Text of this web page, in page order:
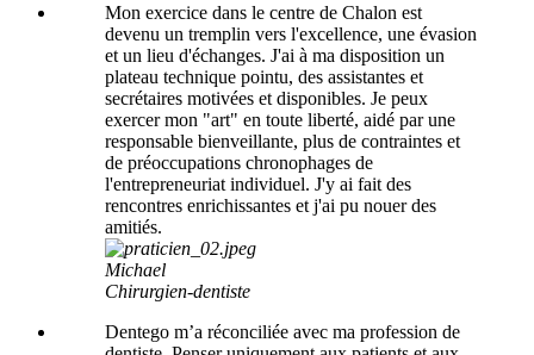
Mon exercice dans le centre de Chalon est
devenu un tremplin vers l'excellence, une évasion
et un lieu d'échanges. J'ai à ma disposition un
plateau technique pointu, des assistantes et
secrétaires motivées et disponibles. Je peux
exercer mon "art" en toute liberté, aidé par une
responsable bienveillante, plus de contraintes et
de préoccupations chronophages de
l'entrepreneuriat individuel. J'y ai fait des
rencontres enrichissantes et j'ai pu nouer des
amitiés.
Michael
Chirurgien-dentiste
Dentego m’a réconciliée avec ma profession de